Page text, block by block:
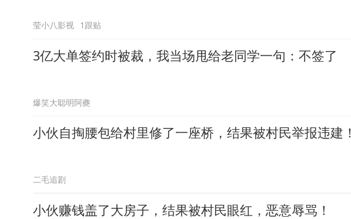
莹小八影视 1跟贴
3亿大单签约时被裁，我当场甩给老同学一句：不签了
爆笑大聪明阿夔
小伙自掏腰包给村里修了一座桥，结果被村民举报违建！
二毛追剧
小伙赚钱盖了大房子，结果被村民眼红，恶意辱骂！